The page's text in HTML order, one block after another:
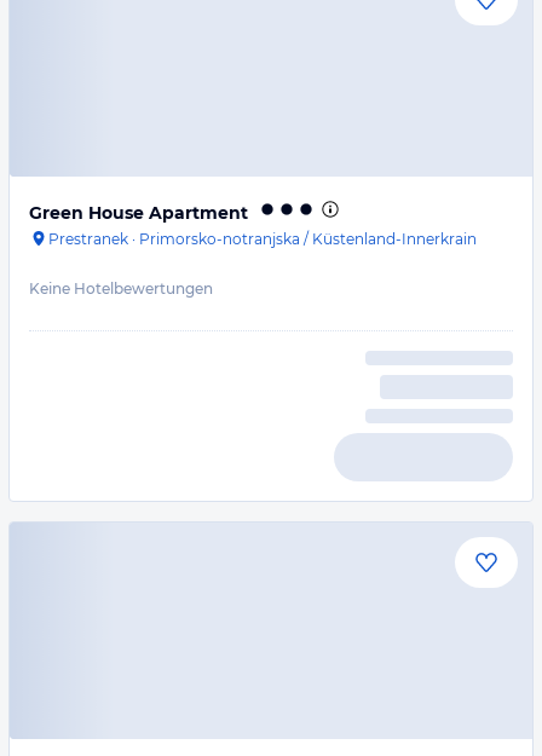
Green House Apartment
Prestranek · Primorsko-notranjska / Küstenland-Innerkrain
Keine Hotelbewertungen